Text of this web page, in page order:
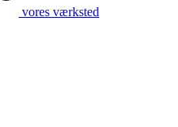
vores værksted